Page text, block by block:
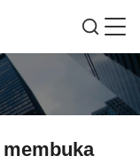
membuka